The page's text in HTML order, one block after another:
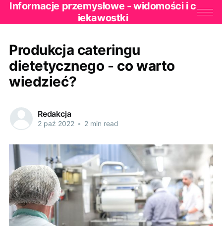
Informacje przemysłowe - widomości i c
iekawostki
Produkcja cateringu
dietetycznego - co warto
wiedzieć?
Redakcja
2 paź 2022 • 2 min read